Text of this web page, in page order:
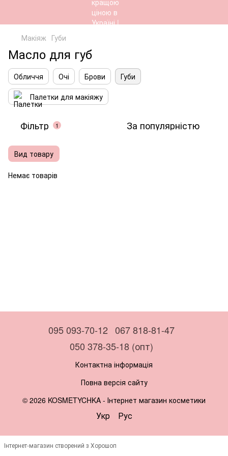
Макіяж Губи
Масло для губ
Обличчя Очі Брови
Губи
Палетки для макіяжу
Фільтр 1 За популярністю
Вид товару
Немає товарів
095 093-70-12 067 818-81-47
050 378-35-18 (опт)
Контактна інформація
Повна версія сайту
© 2026 KOSMETYCHKA - Інтернет магазин косметики
Укр Рус
Інтернет-магазин створений з Хорошоп